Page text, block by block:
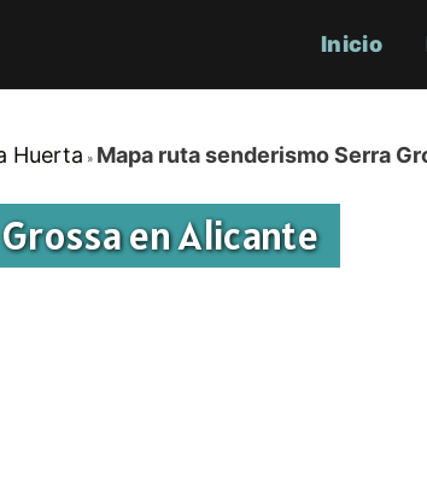
Inicio
Huerta Mapa ruta senderismo Serra
en Alicante